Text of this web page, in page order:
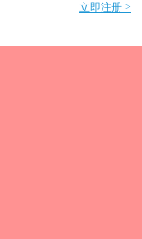
立即注册 >